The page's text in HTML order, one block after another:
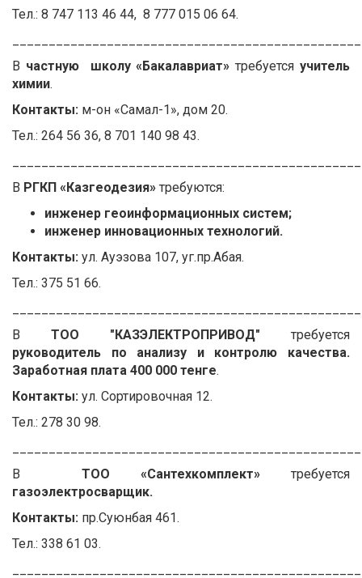
Тел.: 8 747 113 46 44, 8 777 015 06 64.
В частную школу «Бакалавриат» требуетсяучитель
химии.
Контакты: м-он «Самал-1», дом 20.
Тел.: 264 56 36, 8 701 140 98 43.
В РГКП «Казгеодезия» требуются:
инженер геоинформационных систем;
инженер инновационных технологий.
Контакты: ул. Ауэзова 107, уг.пр.Абая.
Тел.: 375 51 66.
В ТОО "КАЗЭЛЕКТРОПРИВОД" требуется
руководитель по анализу и контролю качества.
Заработная плата 400 000 тенге.
Контакты: ул. Сортировочная 12.
Тел.: 278 30 98.
В ТОО «Сантехкомплект» требуется
газоэлектросварщик.
Контакты: пр.Суюнбая 461.
Тел.: 338 61 03.